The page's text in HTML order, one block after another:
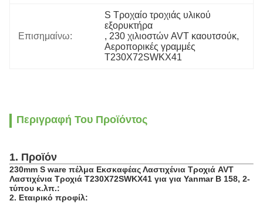
Επισημαίνω:
S Τροχαίο τροχιάς υλικού
εξορυκτήρα
, 230 χιλιοστών AVT καουτσούκ,
Αεροπορικές γραμμές
T230X72SWKX41
Περιγραφή Του Προϊόντος
1. Προϊόν
230mm S ware πέλμα Εκσκαφέας Λαστιχένια Τροχιά AVT
Λαστιχένια Τροχιά T230X72SWKX41 για για Yanmar B 158, 2-
τύπου κ.λπ.:
2. Εταιρικό προφίλ: